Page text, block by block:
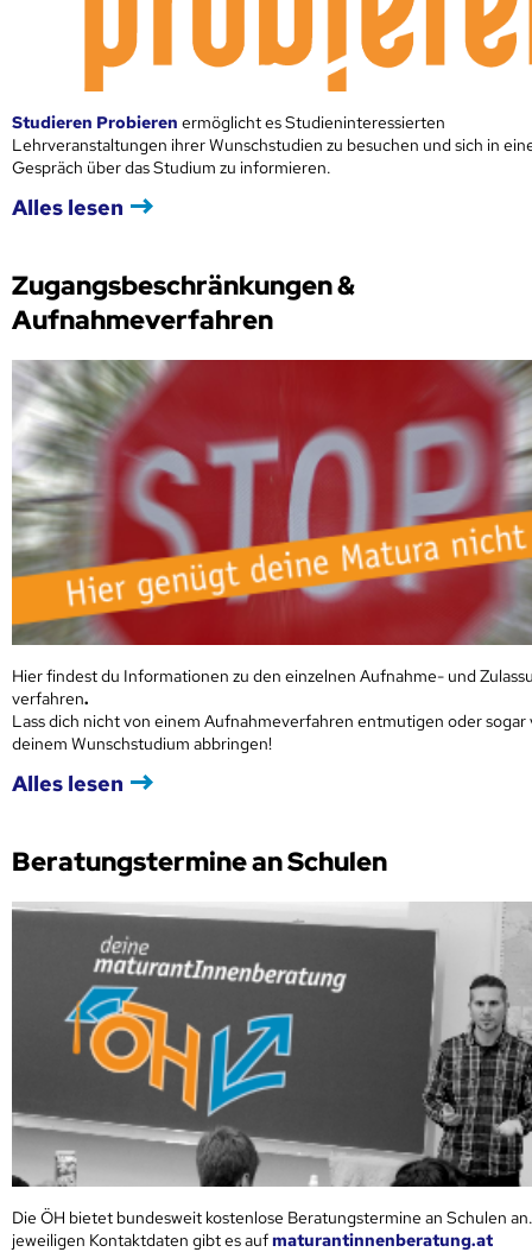
Studieren Probieren ermöglicht es Studieninteressierten
Lehrveranstaltungen ihrer Wunschstudien zu besuchen und sich in
Gespräch über das Studium zu informieren.
Alles lesen
Zugangsbeschränkungen &
Aufnahmeverfahren
Hier findest du Informationen zu den einzelnen Aufnahme- und
verfahren.
Lass dich nicht von einem Aufnahmeverfahren entmutigen oder sogar
deinem Wunschstudium abbringen!
Alles lesen
Beratungstermine an Schulen
Die ÖH bietet bundesweit kostenlose Beratungstermine an Schulen
jeweiligen Kontaktdaten gibt es aufmaturantinnenberatung.at